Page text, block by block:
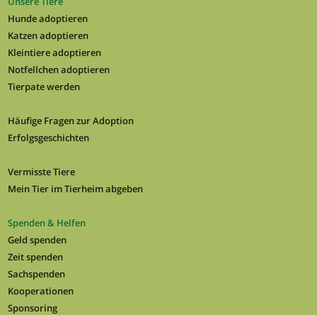
Hunde adoptieren
Katzen adoptieren
Kleintiere adoptieren
Notfellchen adoptieren
Tierpate werden
Häufige Fragen zur Adoption
Erfolgsgeschichten
Vermisste Tiere
Mein Tier im Tierheim abgeben
Spenden & Helfen
Geld spenden
Zeit spenden
Sachspenden
Kooperationen
Sponsoring